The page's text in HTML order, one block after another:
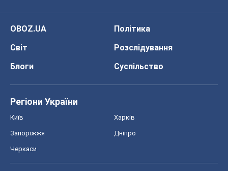
OBOZ.UA
Політика
Світ
Розслідування
Блоги
Суспільство
Регіони України
Київ Харків
Запоріжжя Дніпро
Черкаси